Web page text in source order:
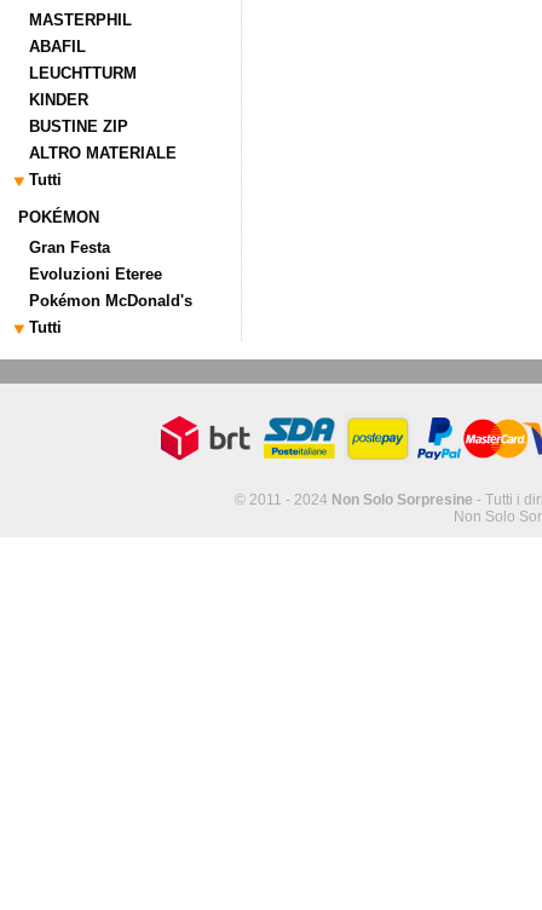
MASTERPHIL
ABAFIL
LEUCHTTURM
KINDER
BUSTINE ZIP
ALTRO MATERIALE
Tutti
POKÉMON
Gran Festa
Evoluzioni Eteree
Pokémon McDonald's
Tutti
© 2011 - 2024 Non Solo Sorpresine - Tutti i
Non Solo